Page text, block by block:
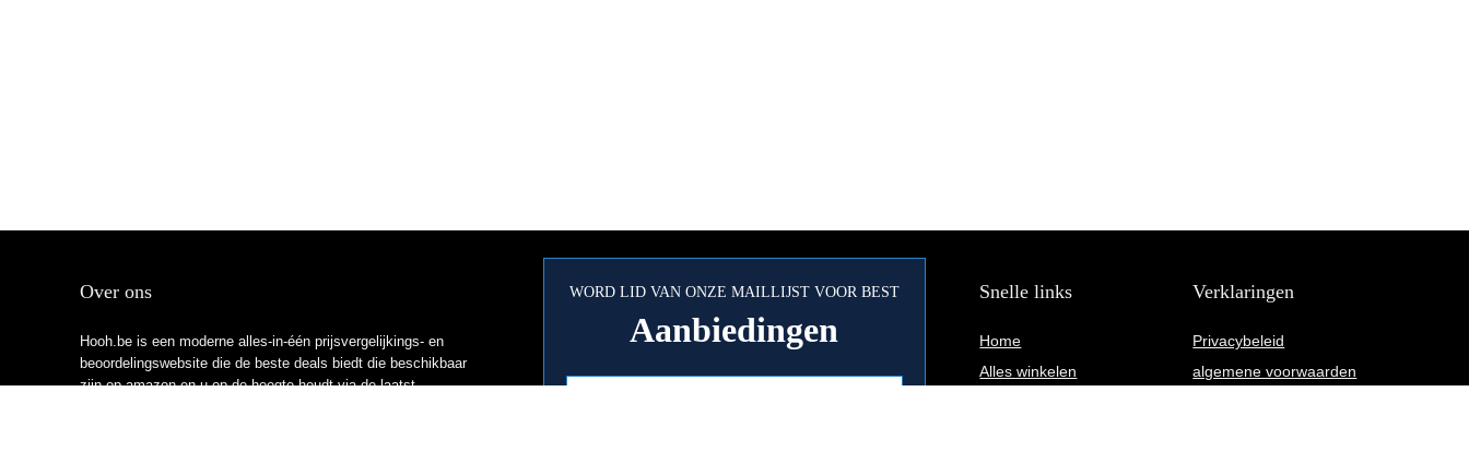
Over ons
Hooh.be is een moderne alles-in-één prijsvergelijkings- en
beoordelingswebsite die de beste deals biedt die beschikbaar
zijn op amazon en u op de hoogte houdt via de laatst
WORD LID VAN ONZE MAILLIJST VOOR BEST
Aanbiedingen
Snelle links
Home
Alles winkelen
Verklaringen
Privacybeleid
algemene voorwaarden